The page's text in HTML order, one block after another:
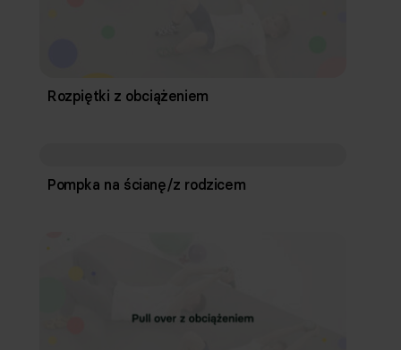
Rozpiętki z obciążeniem
Pompka na ścianę/z rodzicem